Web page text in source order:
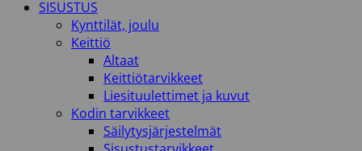
SISUSTUS
Kynttilät, joulu
Keittiö
Altaat
Keittiötarvikkeet
Liesituulettimet ja kuvut
Kodin tarvikkeet
Säilytysjärjestelmät